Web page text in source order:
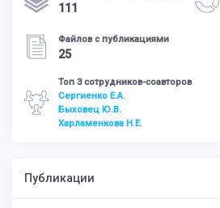
111
Файлов с публикациями
25
Топ 3 сотрудников-соавторов
Сергиенко Е.А.
Быховец Ю.В.
Харламенкова Н.Е.
Публикации